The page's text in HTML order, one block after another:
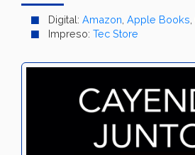
Digital: Amazon Apple Books
Impreso: Tec Store